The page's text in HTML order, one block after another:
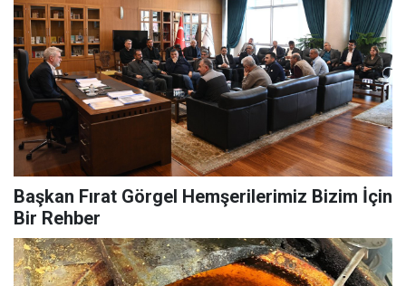
Başkan Fırat Görgel Hemşerilerimiz Bizim İçin
Bir Rehber